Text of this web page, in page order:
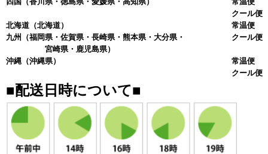
クール便
北海道 （北海道）
九州
（福岡県・佐賀県・長崎県・熊本県・大分県・
宮崎県・鹿児島県）
常温便
クール便
沖縄 （沖縄県）
常温便
クール便
■配送日時について■